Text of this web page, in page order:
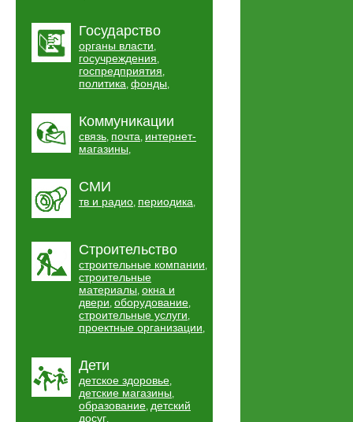
Государство
органы власти,
госучреждения,
госпредприятия,
политика, фонды,
Коммуникации
связь, почта, интернет-
магазины,
СМИ
тв и радио, периодика,
Строительство
строительные компании,
строительные
материалы, окна и
двери, оборудование,
строительные услуги,
проектные организации,
Дети
детское здоровье,
детские магазины,
образование, детский
досуг,